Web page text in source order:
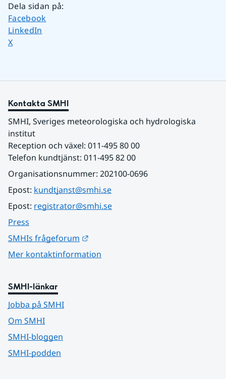
Dela sidan på:
Dela sidan på
Facebook
Dela sidan på
LinkedIn
Dela sidan på
X
Kontakta SMHI
SMHI, Sveriges meteorologiska och hydrologiska
institut
Reception och växel: 011-495 80 00
Telefon kundtjänst: 011-495 82 00
Organisationsnummer: 202100-0696
Epost: kundtjanst@smhi.se
Epost: registrator@smhi.se
Press
SMHIs frågeforum
Mer kontaktinformation
SMHI-länkar
Jobba på SMHI
Om SMHI
SMHI-bloggen
SMHI-podden